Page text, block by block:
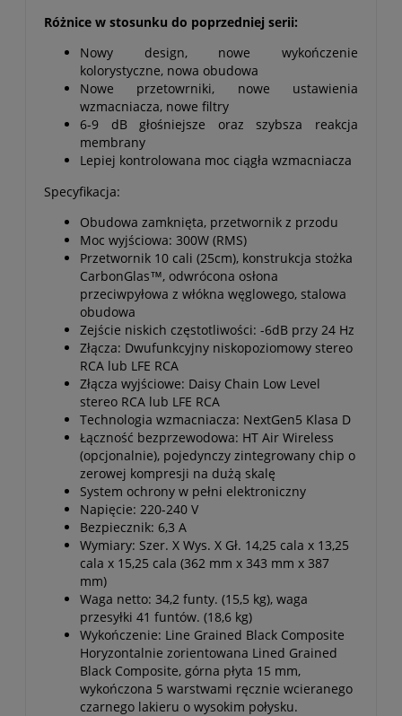
Różnice w stosunku do poprzedniej serii:
Nowy design, nowe wykończenie
kolorystyczne, nowa obudowa
Nowe przetowrniki, nowe ustawienia
wzmacniacza, nowe filtry
6-9 dB głośniejsze oraz szybsza reakcja
membrany
Lepiej kontrolowana moc ciągła wzmacniacza
Specyfikacja:
Obudowa zamknięta, przetwornik z przodu
Moc wyjściowa: 300W (RMS)
Przetwornik 10 cali (25cm), konstrukcja stożka
CarbonGlas™, odwrócona osłona
przeciwpyłowa z włókna węglowego, stalowa
obudowa
Zejście niskich częstotliwości: -6dB przy 24 Hz
Złącza: Dwufunkcyjny niskopoziomowy stereo
RCA lub LFE RCA
Złącza wyjściowe: Daisy Chain Low Level
stereo RCA lub LFE RCA
Technologia wzmacniacza: NextGen5 Klasa D
Łączność bezprzewodowa: HT Air Wireless
(opcjonalnie), pojedynczy zintegrowany chip o
zerowej kompresji na dużą skalę
System ochrony w pełni elektroniczny
Napięcie: 220-240 V
Bezpiecznik: 6,3 A
Wymiary: Szer. X Wys. X Gł. 14,25 cala x 13,25
cala x 15,25 cala (362 mm x 343 mm x 387
mm)
Waga netto: 34,2 funty. (15,5 kg), waga
przesyłki 41 funtów. (18,6 kg)
Wykończenie: Line Grained Black Composite
Horyzontalnie zorientowana Lined Grained
Black Composite, górna płyta 15 mm,
wykończona 5 warstwami ręcznie wcieranego
czarnego lakieru o wysokim połysku.